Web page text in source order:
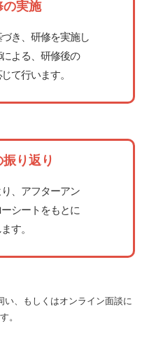
の実施
き、研修を実施し
よる、研修後の
て行います。
り返り
、アフターアン
シートをもとに
す。
い、もしくはオンライン面談に
。